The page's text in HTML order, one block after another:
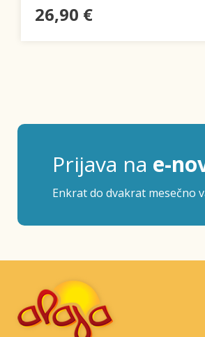
26,90 €
Prijava na e-
Enkrat do dvakrat mesečno